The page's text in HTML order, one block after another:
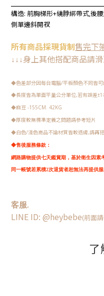
構造: 前胸梯形+繞脖綁帶式,後
側單邊斜開衩
所有商品採現貨制售完下
↓ ↓ ↓身上其他搭配商品請
◆色差部分因每台電腦/平板顏色不同皆
◆長度皆為單面平量公分單位,若有誤差
◆麻豆 -155CM. 42KG
◆厚度較無標準定義之問題請參考短片
◆白色/淺色商品不論材質皆較透膚,請再
◆售後服務條款：
網路購物提供七天鑑賞期， 基於衛生因素
同一帳號若累積2次退貨者恕無法再提供服
客服.
LINE ID: @heybebe(前面
了